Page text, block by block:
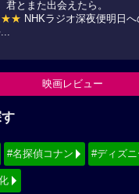
君とまた出会えたら。
NHKラジオ深夜便明日
映画レビュー
#名探偵コナン #ディズニ